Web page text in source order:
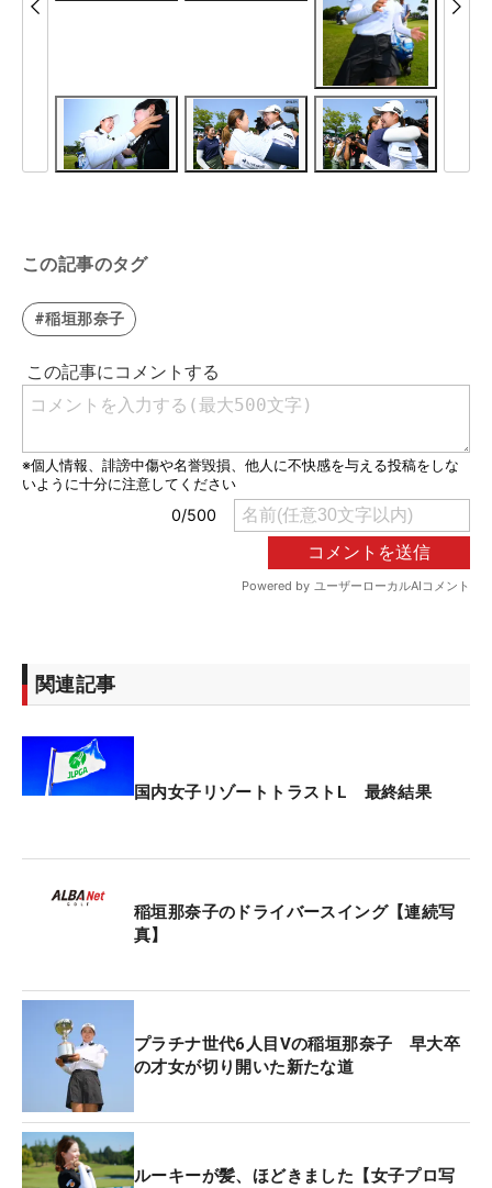
この記事のタグ
#稲垣那奈子
関連記事
国内女子リゾートトラストL 最終結果
稲垣那奈子のドライバースイング【連続写
真】
プラチナ世代6人目Vの稲垣那奈子 早大卒
の才女が切り開いた新たな道
ルーキーが髪、ほどきました【女子プロ写